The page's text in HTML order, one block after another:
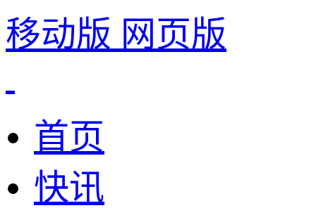
移动版 网页版
首页
快讯